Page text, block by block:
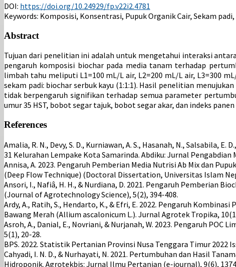
DOI: https://doi.org/10.24929/fp.v22i2.4781
Keywords: Komposisi, Konsentrasi, Pupuk Organik Cair, Sekam
Abstract
Tujuan dari penelitian ini adalah untuk mengetahui interaksi
pengaruh komposisi biochar pada media tanam terhadap
limbah tahu meliputi L1=100 mL/L air, L2=200 mL/L air, L3=300
sekam padi: biochar serbuk kayu (1:1:1). Hasil penelitian
tidak berpengaruh signifikan terhadap semua parameter
umur 35 HST, bobot segar tajuk, bobot segar akar, dan indeks
References
Amalia, R. N., Devy, S. D., Kurniawan, A. S., Hasanah, N., Salsabila, E.
31 Kelurahan Lempake Kota Samarinda. Abdiku: Jurnal
Annisa, A. 2023. Pengaruh Pemberian Media Nutrisi Ab Mix dan
(Deep Flow Technique) (Doctoral Dissertation, Universitas Islam
Ansori, I., Nafiâ, H. H., & Nurdiana, D. 2021. Pengaruh Pemberian
(Journal of Agrotechnology Science), 5(2), 394-408.
Ardy, A., Ratih, S., Hendarto, K., & Efri, E. 2022. Pengaruh
Bawang Merah (Allium ascalonicum L.). Jurnal Agrotek Tropika,
Asroh, A., Danial, E., Novriani, & Nurjanah, W. 2023. Pengaruh POC
5(1), 20-28.
BPS. 2022. Statistik Pertanian Provinsi Nusa Tenggara Timur 2022
Cahyadi, I. N. D., & Nurhayati, N. 2021. Pertumbuhan dan Hasil
Hidroponik. Agrotekbis: Jurnal Ilmu Pertanian (e-journal), 9(6),